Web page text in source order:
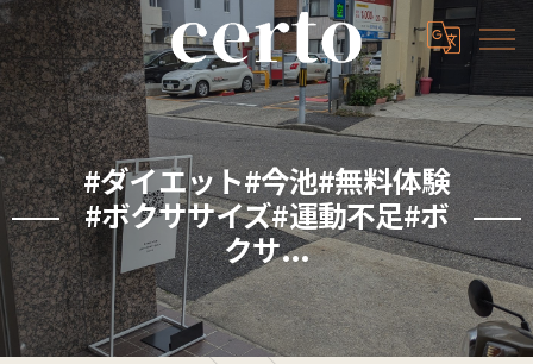
#ダイエット#今池#無料体験
#ボクササイズ#運動不足#ボ
クサ...